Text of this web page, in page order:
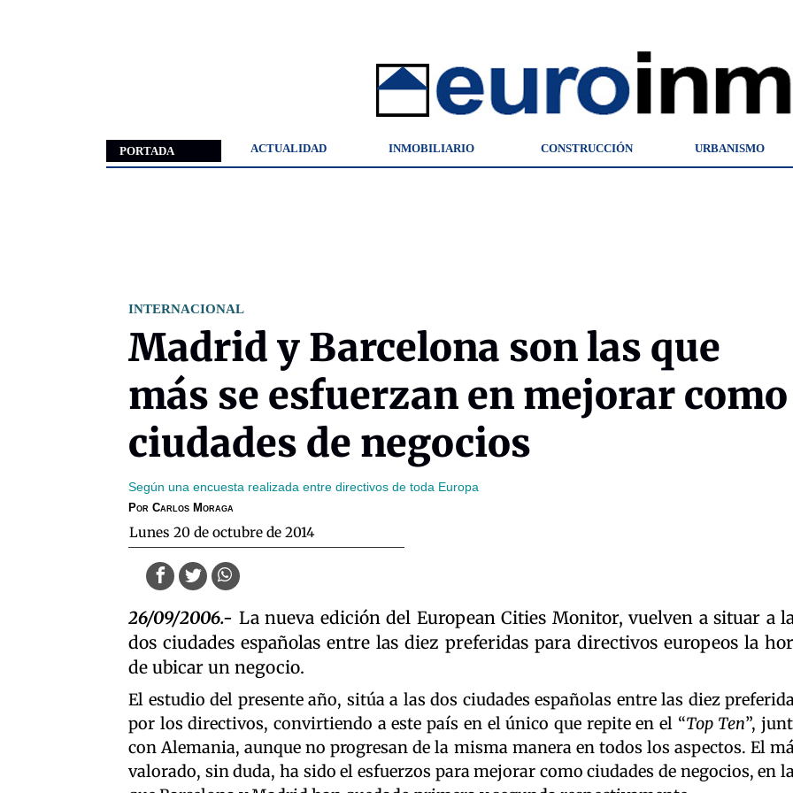
PORTADA ACTUALIDAD INMOBILIARIO CONSTRUCCIÓN URBANISMO
INTERNACIONAL
Madrid y Barcelona son las que
más se esfuerzan en mejorar como
ciudades de negocios
Según una encuesta realizada entre directivos de toda Europa
Por Carlos Moraga
lunes 20 de octubre de 2014
26/09/2006.- La nueva edición del European Cities Monitor, vuelven a situar a
dos ciudades españolas entre las diez preferidas para directivos europeos la
de ubicar un negocio.
El estudio del presente año, sitúa a las dos ciudades españolas entre las diez
por los directivos, convirtiendo a este país en el único que repite en el “Top Ten”,
con Alemania, aunque no progresan de la misma manera en todos los aspectos. El
valorado, sin duda, ha sido el esfuerzos para mejorar como ciudades de negocios, en